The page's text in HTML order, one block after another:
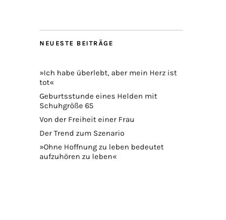
NEUESTE BEITRÄGE
»Ich habe überlebt, aber mein Herz ist
tot«
Geburtsstunde eines Helden mit
Schuhgröße 65
Von der Freiheit einer Frau
Der Trend zum Szenario
»Ohne Hoffnung zu leben bedeutet
aufzuhören zu leben«